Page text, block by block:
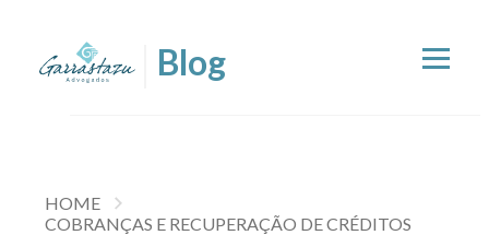
HOME
COBRANÇAS E RECUPERAÇÃO DE CRÉDITOS